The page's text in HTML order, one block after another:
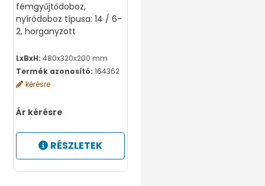
fémgyűjtődoboz,
nyíródoboz típusa: 14 / 6-
2, horganyzott
LxBxH: 480x320x200 mm
Termék azonosító: 164362
kérésre
Ár kérésre
RÉSZLETEK